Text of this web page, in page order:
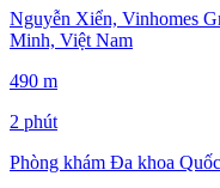
Nguyễn Xiển, Vinhomes
Minh, Việt Nam
490 m
2 phút
Phòng khám Đa khoa